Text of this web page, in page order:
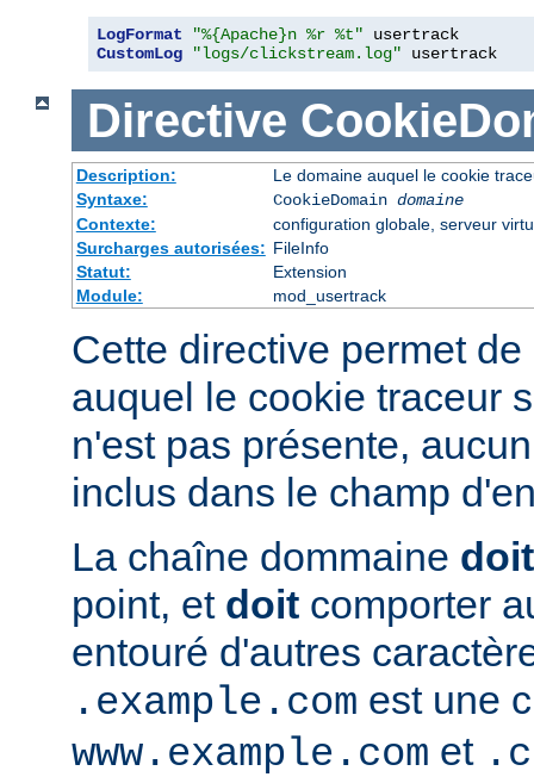
LogFormat "%{Apache}n %r %t"
CustomLog
"logs/clickstream.log" usertrack
Directive
Description:
Le domaine auquel le cookie
Syntaxe:
CookieDomain domaine
Contexte:
configuration globale, serveur
Surcharges autorisées: FileInfo
Statut:
Extension
Module:
mod_usertrack
Cette directive permet
auquel le cookie traceur
n'est pas présente,
inclus dans le champ
La chaîne dommaine doit
point, et doit comporter
entouré d'autres
.example.com est une
www.example.com et